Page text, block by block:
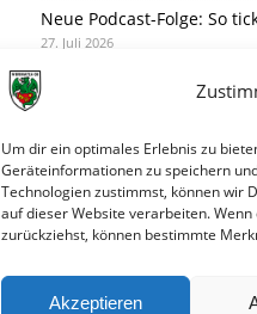
Um dir ein optimales Erlebnis zu
Geräteinformationen zu speichern
Technologien zustimmst, können wir
auf dieser Website verarbeiten.
zurückziehst, können bestimmte
Akzeptieren
Neue Podcast-Folge: So
27. Juli 2026